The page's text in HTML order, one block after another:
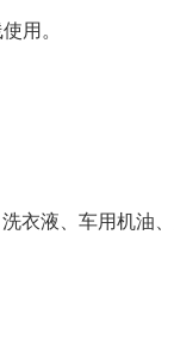
用。
液、车用机油